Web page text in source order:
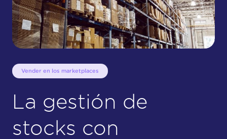
Vender en los marketplaces
La gestión de
stocks con